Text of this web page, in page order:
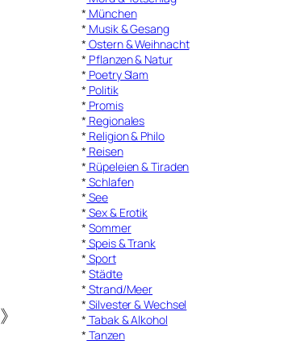
》
* München
* Musik & Gesang
* Ostern & Weihnacht
* Pflanzen & Natur
* Poetry Slam
* Politik
* Promis
* Regionales
* Religion & Philo
* Reisen
* Rüpeleien & Tiraden
* Schlafen
* See
* Sex & Erotik
*Sommer
* Speis & Trank
* Sport
*Städte
* Strand/Meer
* Silvester & Wechsel
* Tabak & Alkohol
* Tanzen